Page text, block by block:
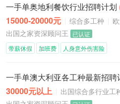
一手单奥地利餐饮行业招聘计划
15000-20000元 综合多工种
出国之家资深顾问王 已认证
带薪休假 加班费 人身意外伤害险
一手单澳大利亚各工种最新招聘
30000元以上 出国综合多行业工